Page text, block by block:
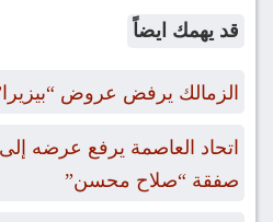
قد يهمك ايضاً
الزمالك يرفض عروض
اتحاد العاصمة يرفع عرضه
صفقة “صلاح محسن”